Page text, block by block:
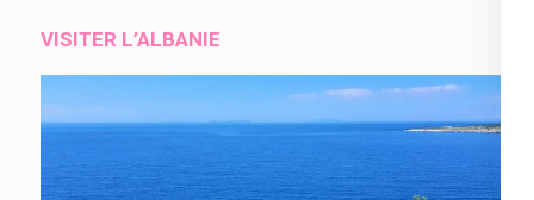
VISITER L’ALBANIE